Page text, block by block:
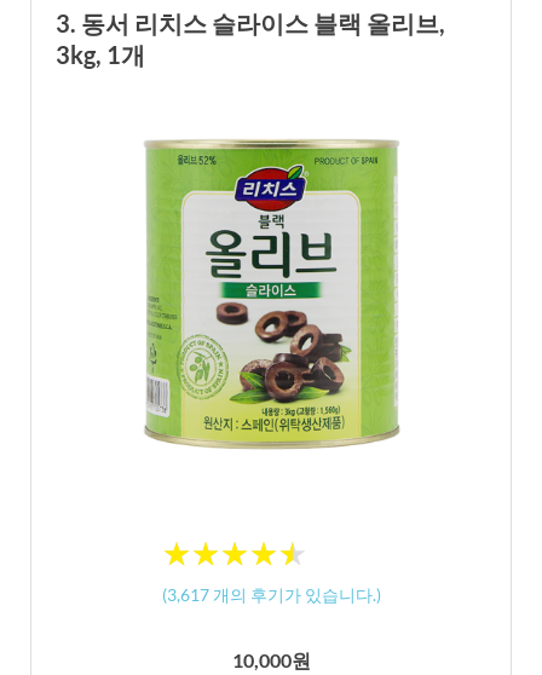
3. 동서 리치스 슬라이스 블랙 올리브,
3kg, 1개
★★★★★
★★★★★
(3,617개의 후기가 있습니다.)
10,000원